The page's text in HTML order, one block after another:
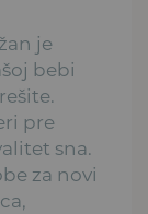
je
bebi
pre
sna.
za novi